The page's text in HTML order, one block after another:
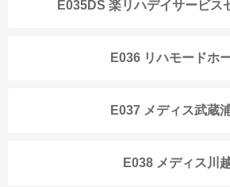
E035DS 楽リハデイサービス
E036 リハモードホ
E037 メディス武蔵
E038 メディス川